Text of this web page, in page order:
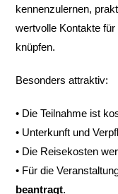
kennenzulernen,
wertvolle Kontakte
knüpfen.
Besonders attraktiv:
• Die Teilnahme ist
• Unterkunft und
• Die Reisekosten
• Für die
beantragt.